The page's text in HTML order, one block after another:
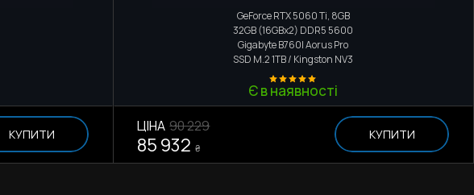
КУПИТИ
GeForce RTX 5060 Ti, 8GB
32GB (16GBx2) DDR5 5600
Gigabyte B760I Aorus Pro
SSD M.21TB / Kingston NV3
Є в наявності
ЦІНА 90 229
85 932 ₴
КУПИТИ